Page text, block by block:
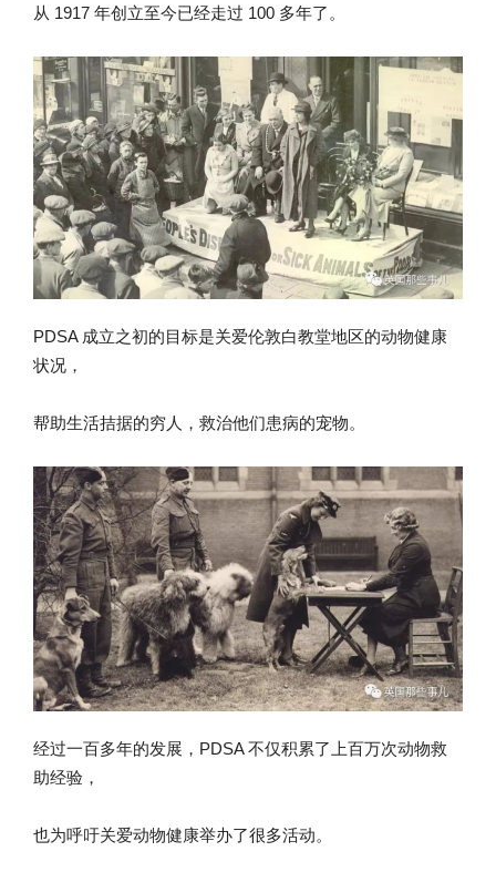
从 1917 年创立至今已经走过 100 多年了。
PDSA 成立之初的目标是关爱伦敦白教堂地区的动物健康
状况，
帮助生活拮据的穷人，救治他们患病的宠物。
经过一百多年的发展，PDSA 不仅积累了上百万次动物救
助经验，
也为呼吁关爱动物健康举办了很多活动。